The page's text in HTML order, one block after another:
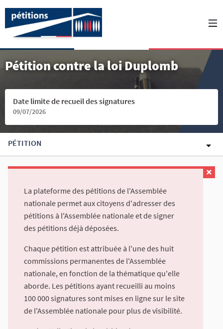
Pétition contre la loi Duplomb
Date limite de recueil des signatures
09/07/2026
PÉTITION
La plateforme des pétitions de l'Assemblée
nationale permet aux citoyens d'adresser des
pétitions à l'Assemblée nationale et de signer
des pétitions déjà déposées.
Chaque pétition est attribuée à l'une des huit
commissions permanentes de l'Assemblée
nationale, en fonction de la thématique qu'elle
aborde. Les pétitions ayant recueilli au moins
100 000 signatures sont mises en ligne sur le site
de l'Assemblée nationale pour plus de visibilité.